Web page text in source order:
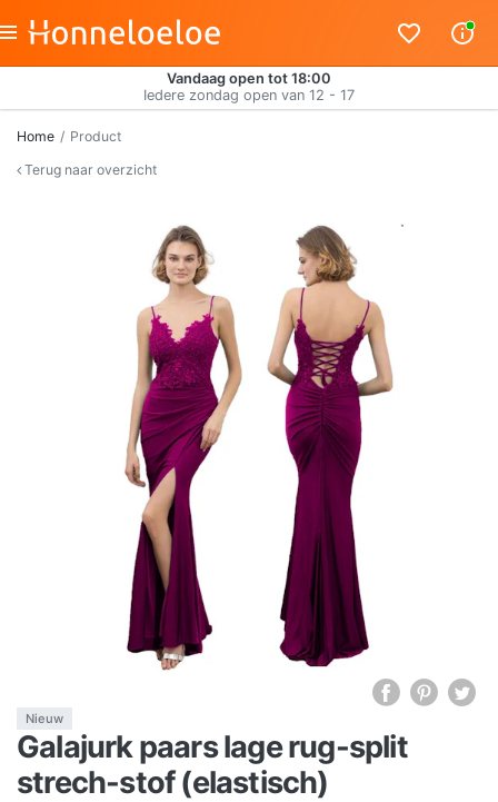
Vandaag open tot 18:00
Iedere zondag open van 12 - 17
Home
Product
Terug naar overzicht
Nieuw
Galajurk paars lage rug-split
strech-stof (elastisch)